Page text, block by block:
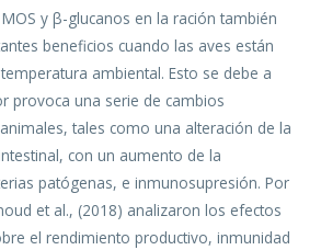
y β-glucanos en la ración también
beneficios cuando las aves están
ambiental. Esto se debe a
provoca una serie de cambios
tales como una alteración de la
con un aumento de la
patógenas, e inmunosupresión. Por
et al., (2018) analizaron los efectos
el rendimiento productivo, inmunidad